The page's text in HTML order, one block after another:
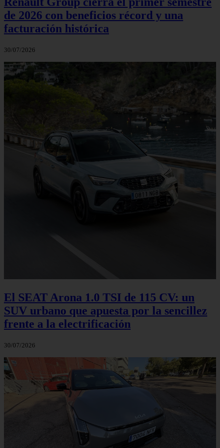
de 2026 con beneficios récord y una
facturación histórica
30/07/2026
El SEAT Arona 1.0 TSI de 115 CV: un
SUV urbano que apuesta por la sencillez
frente a la electrificación
30/07/2026